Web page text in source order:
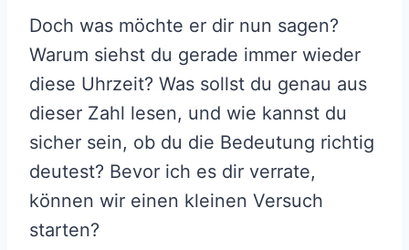
Doch was möchte er dir nun sagen?
Warum siehst du gerade immer wieder
diese Uhrzeit? Was sollst du genau aus
dieser Zahl lesen, und wie kannst du
sicher sein, ob du die Bedeutung richtig
deutest? Bevor ich es dir verrate,
können wir einen kleinen Versuch
starten?